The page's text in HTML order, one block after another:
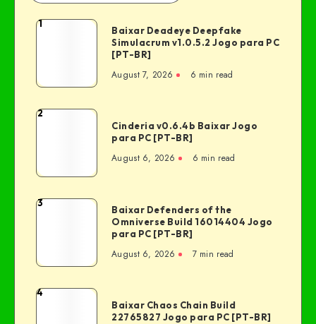
1
Baixar Deadeye Deepfake
Simulacrum v1.0.5.2 Jogo para PC
[PT-BR]
August 7, 2026 6 min read
2
Cinderia v0.6.4b Baixar Jogo
para PC [PT-BR]
August 6, 2026 6 min read
3
Baixar Defenders of the
Omniverse Build 16014404 Jogo
para PC [PT-BR]
August 6, 2026 7 min read
4
Baixar Chaos Chain Build
22765827 Jogo para PC [PT-BR]